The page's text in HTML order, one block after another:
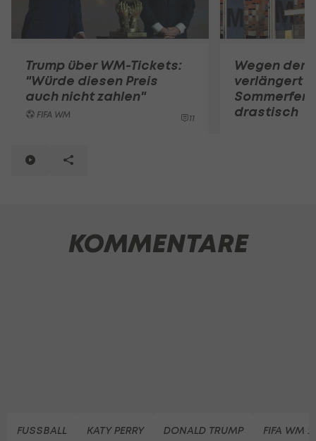
Trump über WM-Tickets:
"Würde diesen Preis
auch nicht zahlen"
FIFA WM 11
Wegen der
verlängert
drastisch
KOMMENTARE
FUSSBALL KATY PERRY DONALD TRUMP FIFA WM